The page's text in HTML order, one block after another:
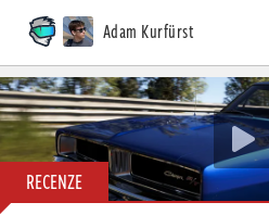
Adam Kurfürst
RECENZE